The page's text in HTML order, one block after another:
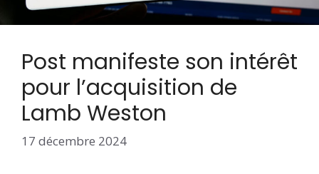
Post manifeste son intérêt
pour l’acquisition de
Lamb Weston
17 décembre 2024